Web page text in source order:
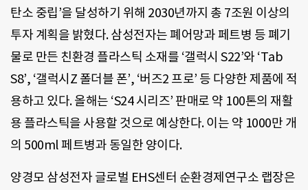
탄소 중립’을 달성하기 위해 2030년까지 총 7조원 이상의
투자 계획을 밝혔다. 삼성전자는 폐어망과 페트병 등 폐기
물로 만든 친환경 플라스틱 소재를 ‘갤럭시 S22’와 ‘Tab
S8’, ‘갤럭시Z 폴더블 폰’, ‘버즈2 프로’ 등 다양한 제품에 적
용하고 있다. 올해는 ‘S24 시리즈’ 판매로 약 100톤의 재활
용 플라스틱을 사용할 것으로 예상한다. 이는 약 1000만 개
의 500ml 페트병과 동일한 양이다.
양경모 삼성전자 글로벌 EHS센터 순환경제연구소 랩장은